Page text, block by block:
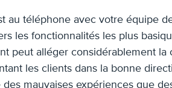
au téléphone avec votre équipe
les fonctionnalités les plus
peut alléger considérablement
les clients dans la bonne
mauvaises expériences que